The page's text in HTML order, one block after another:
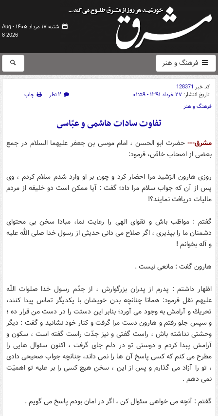
شنبه ۱۷ مرداد ۱۴۰۵ -
Aug
8 2026
فرهنگ و هنر
کد خبر 128371
تاریخ انتشار: ۲۷ خرداد ۱۳۹۱ - ۰۱:۵۹ ۲ نظر
چاپ
فرهنگ و هنر
تفاوت سادات هاشمى و عبّاسى
مشرق---حضرت ابو الحسن ، امام موسى بن جعفر علیهما السلام در جمع
بعضى از اصحاب خاصّ، فرمود:
روزى هارون الرّشید مرا احضار كرد و چون بر او وارد شدم سلام كردم ، وى
پس از آن كه جواب سلام مرا داد؛ گفت : آیا ممكن است دو خلیفه از مردم
مالیات دریافت نمایند؟!
گفتم : مواظب باش و تقواى الهى را رعایت نما، مبادا سخن بى محتواى
دشمنان ما را بپذیرى ، اگر صلاح مى دانى حدیثى از رسول خدا صلى الله علیه
و آله بخوانم !
هارون گفت : مانعى نیست .
اظهار داشتم : پدرم از پدران بزرگوارش ، از جدّم رسول خدا صلوات اللّه
علیهم نقل فرمود: همانا چنانچه بدن خویشان با یكدیگر تماس پیدا كنند،
تحریك و آرامش به وجود مى آورد؛ بنابر این دستت را در دست من قرار ده ؛
و سپس جلو رفتم و هارون دست مرا گرفت و كنار خود نشانید و گفت : دیگر
وحشتى نداشته باش ، راست گفتى و نیز جدّت راست گفته است ، سكون و
آرامش پبدا كردم و دوستى تو در دلم جاى گرفت ، اكنون سئوال هایى را
مطرح مى كنم كه كسى پاسخ آن ها را نمى داند، چنانچه جواب صحیحى دادى
، تو را آزاد مى گذارم و پس از این ، سخن هیچ كسى را بر علیه تو اهمیّت
نمى دهم .
گفتم : آنچه مى خواهى سئوال كن ، اگر در امان بودم پاسخ مى گویم .